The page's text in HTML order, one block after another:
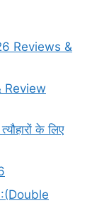
Reviews &
Review
के लिए